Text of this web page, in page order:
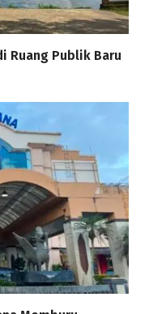
Ruang Publik Baru